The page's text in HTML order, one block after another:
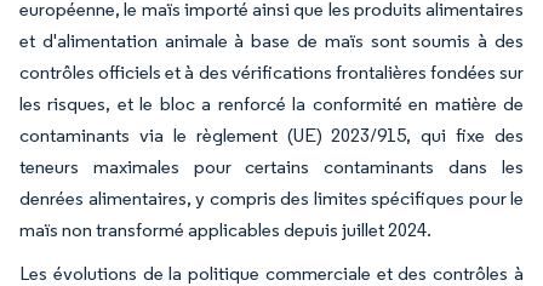
européenne, le maïs importé ainsi que les produits alimentaires
et d'alimentation animale à base de maïs sont soumis à des
contrôles officiels et à des vérifications frontalières fondées sur
les risques, et le bloc a renforcé la conformité en matière de
contaminants via le règlement (UE) 2023/915, qui fixe des
teneurs maximales pour certains contaminants dans les
denrées alimentaires, y compris des limites spécifiques pour le
maïs non transformé applicables depuis juillet 2024.
Les évolutions de la politique commerciale et des contrôles à